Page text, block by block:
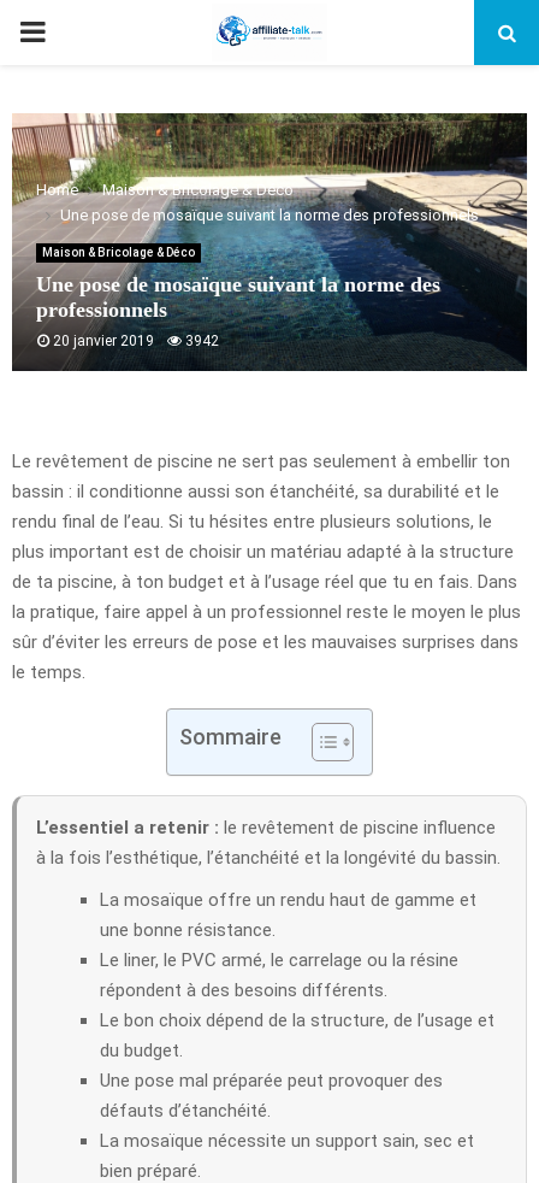
PRIMARY
Home
Maison & Bricolage & Déco
Une pose de mosaïque suivant la norme des professionnels
Maison & Bricolage & Déco
Une pose de mosaïque suivant la norme des
professionnels
20 janvier 2019 3942
Le revêtement de piscine ne sert pas seulement à embellir ton
bassin : il conditionne aussi son étanchéité, sa durabilité et le
rendu final de l’eau. Si tu hésites entre plusieurs solutions, le
plus important est de choisir un matériau adapté à la structure
de ta piscine, à ton budget et à l’usage réel que tu en fais. Dans
la pratique, faire appel à un professionnel reste le moyen le plus
sûr d’éviter les erreurs de pose et les mauvaises surprises dans
le temps.
Sommaire
L’essentiel a retenir : le revêtement de piscine influence
à la fois l’esthétique, l’étanchéité et la longévité du bassin.
La mosaïque offre un rendu haut de gamme et
une bonne résistance.
Le liner, le PVC armé, le carrelage ou la résine
répondent à des besoins différents.
Le bon choix dépend de la structure, de l’usage et
du budget.
Une pose mal préparée peut provoquer des
défauts d’étanchéité.
La mosaïque nécessite un support sain, sec et
bien préparé.